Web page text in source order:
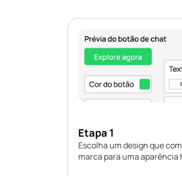
Etapa 1
Escolha um design que
marca para uma aparência